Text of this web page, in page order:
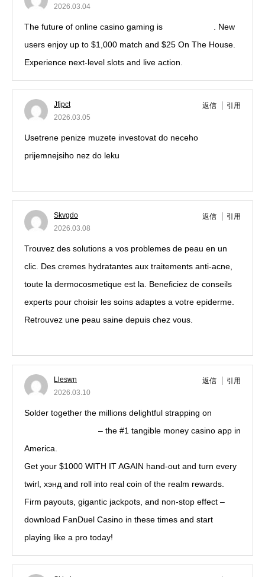
2026.03.04
The future of online casino gaming is
. New
users enjoy up to $1,000 match and $25 On The House.
Experience next-level slots and live action.
Jfjpct
2026.03.05
返信 引用
Usetrene penize muzete investovat do neceho
prijemnejsiho nez do leku
Skvgdo
2026.03.08
返信 引用
Trouvez des solutions a vos problemes de peau en un
clic. Des cremes hydratantes aux traitements anti-acne,
toute la dermocosmetique est la. Beneficiez de conseils
experts pour choisir les soins adaptes a votre epiderme.
Retrouvez une peau saine depuis chez vous.
Lleswn
2026.03.10
返信 引用
Solder together the millions delightful strapping on
– the #1 tangible money casino app in
America.
Get your $1000 WITH IT AGAIN hand-out and turn every
twirl, хэнд and roll into real coin of the realm rewards.
Firm payouts, gigantic jackpots, and non-stop effect –
download FanDuel Casino in these times and start
playing like a pro today!